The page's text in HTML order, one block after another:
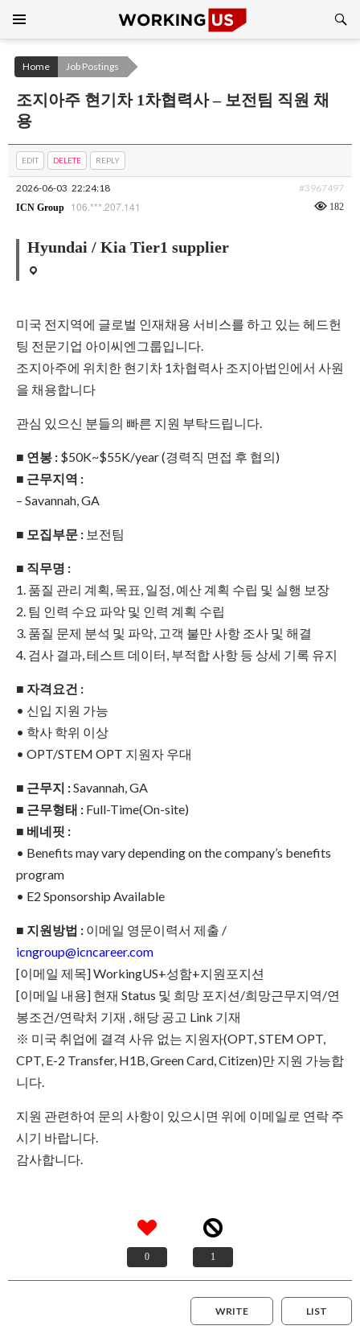
CONTENT
Home Job Postings
조지아주 현기차 1차협력사 – 보전팀 직원 채
용
EDIT DELETE REPLY
2026-06-03 22:24:18 #3967497
ICN Group 106.***.207.141 182
Hyundai / Kia Tier1 supplier
미국 전지역에 글로벌 인재채용 서비스를 하고 있는 헤드헌
팅 전문기업 아이씨엔그룹입니다.
조지아주에 위치한 현기차 1차협력사 조지아법인에서 사원
을 채용합니다
관심 있으신 분들의 빠른 지원 부탁드립니다.
■ 연봉 : $50K~$55K/year (경력직 면접 후 협의)
■ 근무지역 :
– Savannah, GA
■ 모집부문 : 보전팀
■ 직무명 :
1. 품질 관리 계획, 목표, 일정, 예산 계획 수립 및 실행 보장
2. 팀 인력 수요 파악 및 인력 계획 수립
3. 품질 문제 분석 및 파악, 고객 불만 사항 조사 및 해결
4. 검사 결과, 테스트 데이터, 부적합 사항 등 상세 기록 유지
■ 자격요건 :
• 신입 지원 가능
• 학사 학위 이상
• OPT/STEM OPT 지원자 우대
■ 근무지 :Savannah, GA
■ 근무형태 : Full-Time(On-site)
■ 베네핏 :
• Benefits may vary depending on the company’s benefits
program
• E2 Sponsorship Available
■ 지원방법 : 이메일 영문이력서 제출 /
icngroup@icncareer.com
[이메일 제목] WorkingUS+성함+지원포지션
[이메일 내용] 현재 Status 및 희망 포지션/희망근무지역/연
봉조건/연락처 기재 , 해당 공고 Link 기재
※ 미국 취업에 결격 사유 없는 지원자(OPT, STEM OPT,
CPT, E-2 Transfer, H1B, Green Card, Citizen)만 지원 가능합
니다.
지원 관련하여 문의 사항이 있으시면 위에 이메일로 연락 주
시기 바랍니다.
감사합니다.
0 1
LIST
WRITE